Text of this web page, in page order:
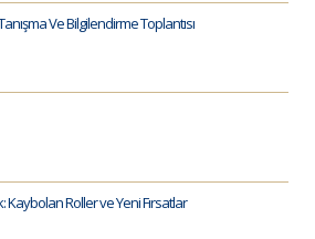
Ve Bilgilendirme Toplantısı
Kaybolan Roller ve Yeni Fırsatlar